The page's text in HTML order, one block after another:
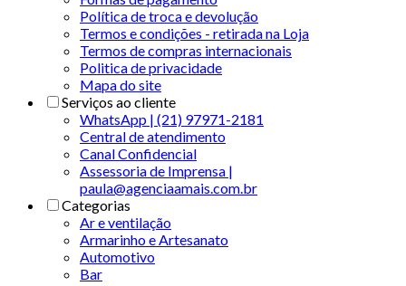
Política de troca e devolução
Termos e condições - retirada na Loja
Termos de compras internacionais
Politica de privacidade
Mapa do site
Serviços ao cliente
WhatsApp | (21) 97971-2181
Central de atendimento
Canal Confidencial
Assessoria de Imprensa |
paula@agenciaamais.com.br
Categorias
Ar e ventilação
Armarinho e Artesanato
Automotivo
Bar